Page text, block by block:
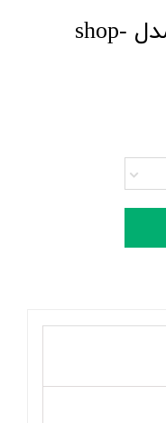
شلوارک مردانه لیورجی مدل shop-